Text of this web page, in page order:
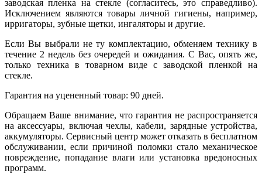
заводская пленка на стекле (согласитесь, это справедливо).
Исключением являются товары личной гигиены, например,
ирригаторы, зубные щетки, ингаляторы и другие.
Если Вы выбрали не ту комплектацию, обменяем технику в
течение 2 недель без очередей и ожидания. С Вас, опять же,
только техника в товарном виде с заводской пленкой на
стекле.
Гарантия на уцененный товар: 90 дней.
Обращаем Ваше внимание, что гарантия не распространяется
на аксессуары, включая чехлы, кабели, зарядные устройства,
аккумуляторы. Сервисный центр может отказать в бесплатном
обслуживании, если причиной поломки стало механическое
повреждение, попадание влаги или установка вредоносных
программ.